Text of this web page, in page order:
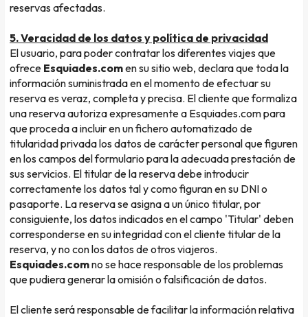
reservas afectadas.
5. Veracidad de los datos y política de privacidad
El usuario, para poder contratar los diferentes viajes que
ofrece Esquiades.comen su sitio web, declara que toda la
información suministrada en el momento de efectuar su
reserva es veraz, completa y precisa. El cliente que formaliza
una reserva autoriza expresamente a Esquiades.com para
que proceda a incluir en un fichero automatizado de
titularidad privada los datos de carácter personal que figuren
en los campos del formulario para la adecuada prestación de
sus servicios. El titular de la reserva debe introducir
correctamente los datos tal y como figuran en su DNI o
pasaporte. La reserva se asigna a un único titular, por
consiguiente, los datos indicados en el campo 'Titular' deben
corresponderse en su integridad con el cliente titular de la
reserva, y no con los datos de otros viajeros.
Esquiades.comno se hace responsable de los problemas
que pudiera generar la omisión o falsificación de datos.
El cliente será responsable de facilitar la información relativa